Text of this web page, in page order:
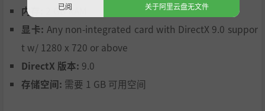
内存:
2 GB RAM
显卡: Any non-integrated card with DirectX 9.0 suppor
t w/ 1280 x 720 or above
DirectX 版本: 9.0
存储空间: 需要 1 GB 可用空间
已阅
关于阿里云盘无文件